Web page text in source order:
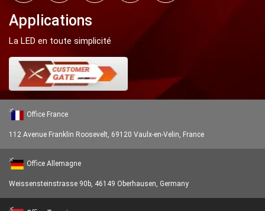
Applications
La LED en toute simplicité
Office France
112 Avenue Franklin Roosevelt, 69120 Vaulx-en-Velin, France
Office Allemagne
Weissensteinstrasse 90b, 46149 Oberhausen, Germany